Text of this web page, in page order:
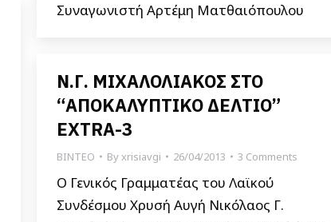
Συναγωνιστή Αρτέμη Ματθαιόπουλου
Ν.Γ. ΜΙΧΑΛΟΛΙΑΚΟΣ ΣΤΟ
“ΑΠΟΚΑΛΥΠΤΙΚΟ ΔΕΛΤΙΟ”
EXTRA-3
ΒΙΝΤΕΟ Byxrisiavgi 26/04/2013 3 Comments
Ο Γενικός Γραμματέας του Λαϊκού
Συνδέσμου Χρυσή Αυγή Νικόλαος Γ.